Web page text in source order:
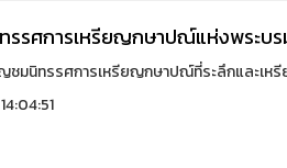
รศการเหรียญกษาปณ์แห่งพระบ
มนิทรรศการเหรียญกษาปณ์ที่ระลึกและเหรี